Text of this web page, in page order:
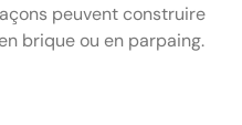
peuvent construire
brique ou en parpaing.